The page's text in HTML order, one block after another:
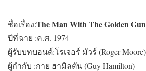
ชื่อเรื่อง:The Man With The Golden Gun
ปีที่ฉาย :ค.ศ. 1974
ผู้รับบทบอนด์:โรเจอร์ มัวร์ (Roger Moore)
ผู้กำกับ :กาย ฮามิลตัน (Guy Hamilton)